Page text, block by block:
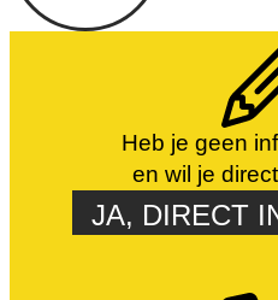
Heb je geen
en wil je
JA, DIRECT